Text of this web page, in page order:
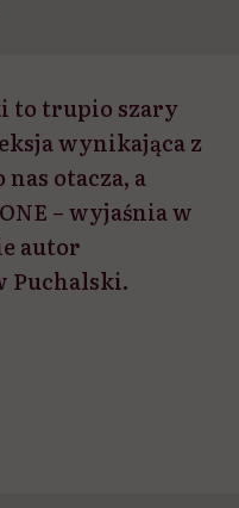
to trupio szary
wynikająca z
otacza, a
– wyjaśnia w
autor
Puchalski.